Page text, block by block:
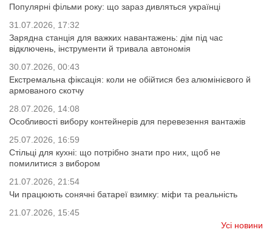
Популярні фільми року: що зараз дивляться українці
31.07.2026, 17:32
Зарядна станція для важких навантажень: дім під час
відключень, інструменти й тривала автономія
30.07.2026, 00:43
Екстремальна фіксація: коли не обійтися без алюмінієвого й
армованого скотчу
28.07.2026, 14:08
Особливості вибору контейнерів для перевезення вантажів
25.07.2026, 16:59
Стільці для кухні: що потрібно знати про них, щоб не
помилитися з вибором
21.07.2026, 21:54
Чи працюють сонячні батареї взимку: міфи та реальність
21.07.2026, 15:45
Усі новини